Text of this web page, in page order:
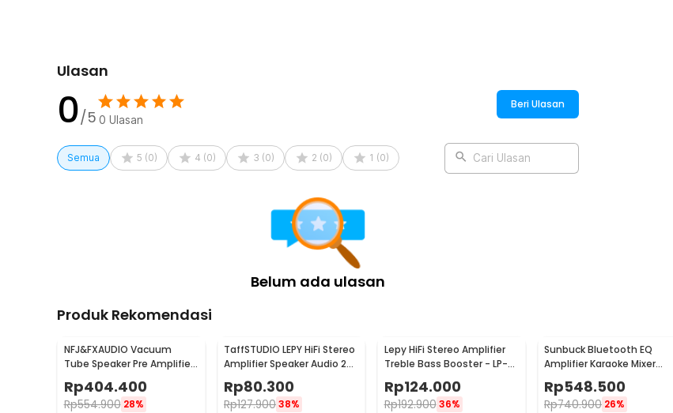
Ulasan
0/5 0 Ulasan
Beri Ulasan
Semua 5 (0) 4 (0) 3 (0) 2 (0) 1 (0) Cari Ulasan
Belum ada ulasan
Produk Rekomendasi
NFJ&FXAUDIO Vacuum
Tube Speaker Pre Amplifier
TUBE-03
Rp404.400
Rp554.900 28%
TaffSTUDIO LEPY HiFi Stereo
Amplifier Speaker Audio 2
Channel 20W - HY-2001
Rp80.300
Rp127.90038%
Lepy HiFi Stereo Amplifier
Treble Bass Booster - LP-
Rp124.000
Rp192.900 36%
Sunbuck Bluetooth EQ
Amplifier Karaoke Mixer
Audio FM - AV-MP326BT
Rp548.500
Rp740.900 26%